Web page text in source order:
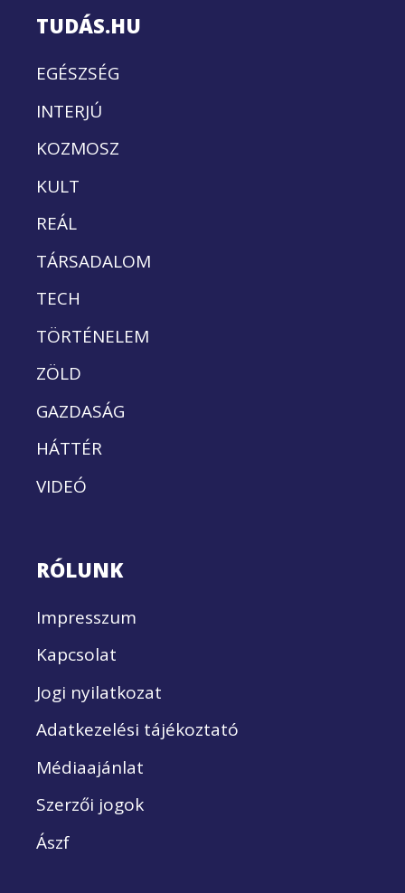
TUDÁS.HU
EGÉSZSÉG
INTERJÚ
KOZMOSZ
KULT
REÁL
TÁRSADALOM
TECH
TÖRTÉNELEM
ZÖLD
GAZDASÁG
HÁTTÉR
VIDEÓ
RÓLUNK
Impresszum
Kapcsolat
Jogi nyilatkozat
Adatkezelési tájékoztató
Médiaajánlat
Szerzői jogok
Ászf